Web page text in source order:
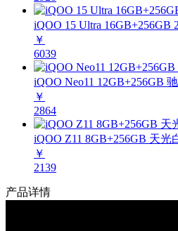
iQOO 15 Ultra 16GB+256GB
￥
6039
iQOO Neo11 12GB+256GB
￥
2864
iQOO Z11 8GB+256GB 天光
￥
2139
产品详情